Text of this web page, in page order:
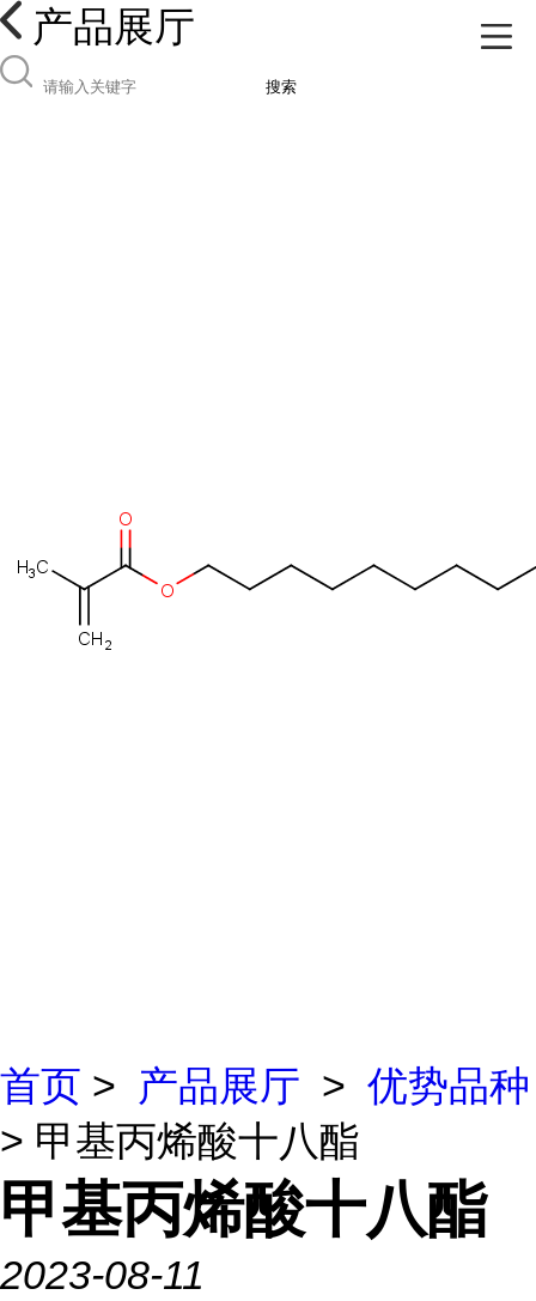
产品展厅
搜索
首页 > 产品展厅 > 优势品种
> 甲基丙烯酸十八酯
甲基丙烯酸十八酯
2023-08-11